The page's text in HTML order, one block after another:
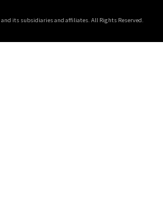
its subsidiaries and affiliates. All Rights Reserved.